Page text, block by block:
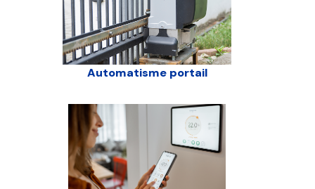
Automatisme portail